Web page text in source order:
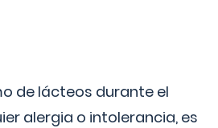
de lácteos durante el
alergia o intolerancia, es